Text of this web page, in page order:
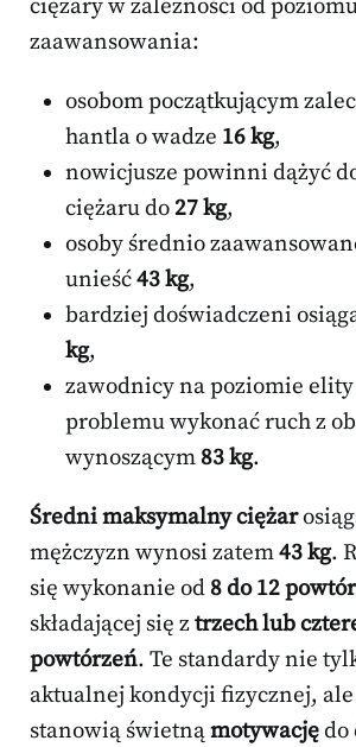
ciężary w zależności od
zaawansowania:
osobom początkującym
hantla o wadze 16 kg,
nowicjusze powinni dążyć
ciężaru do 27 kg,
osoby średnio
unieść43 kg,
bardziej doświadczeni
kg,
zawodnicy na poziomie
problemu wykonać ruch z
wynoszącym83 kg.
Średni maksymalny ciężar
mężczyzn wynosi zatem43 kg.
się wykonanie od8 do 12
składającej się ztrzech lub
powtórzeń. Te standardy nie
aktualnej kondycji fizycznej,
stanowią świetnąmotywacjędo